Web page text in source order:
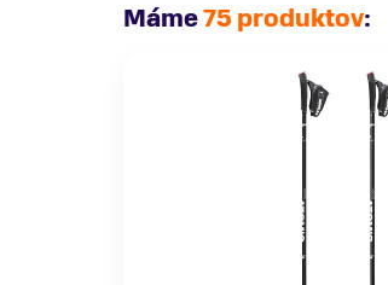
Máme75 produktov: